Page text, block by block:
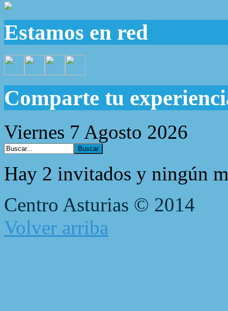
Estamos en red
Comparte tu
Viernes 7 Agosto 2026
Hay 2 invitados y ningún
Centro Asturias © 2014
Volver arriba